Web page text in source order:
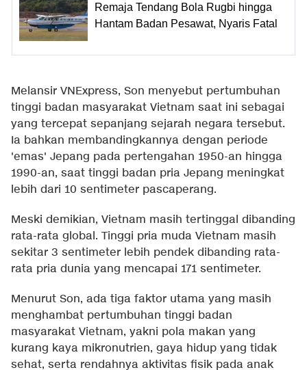
Remaja Tendang Bola Rugbi hingga
Hantam Badan Pesawat, Nyaris Fatal
Melansir VNExpress, Son menyebut pertumbuhan
tinggi badan masyarakat Vietnam saat ini sebagai
yang tercepat sepanjang sejarah negara tersebut.
Ia bahkan membandingkannya dengan periode
'emas' Jepang pada pertengahan 1950-an hingga
1990-an, saat tinggi badan pria Jepang meningkat
lebih dari 10 sentimeter pascaperang.
Meski demikian, Vietnam masih tertinggal dibanding
rata-rata global. Tinggi pria muda Vietnam masih
sekitar 3 sentimeter lebih pendek dibanding rata-
rata pria dunia yang mencapai 171 sentimeter.
Menurut Son, ada tiga faktor utama yang masih
menghambat pertumbuhan tinggi badan
masyarakat Vietnam, yakni pola makan yang
kurang kaya mikronutrien, gaya hidup yang tidak
sehat, serta rendahnya aktivitas fisik pada anak